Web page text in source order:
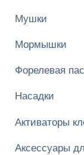
Мушки
Мормышки
Форелевая
Насадки
Активаторы
Аксессуары